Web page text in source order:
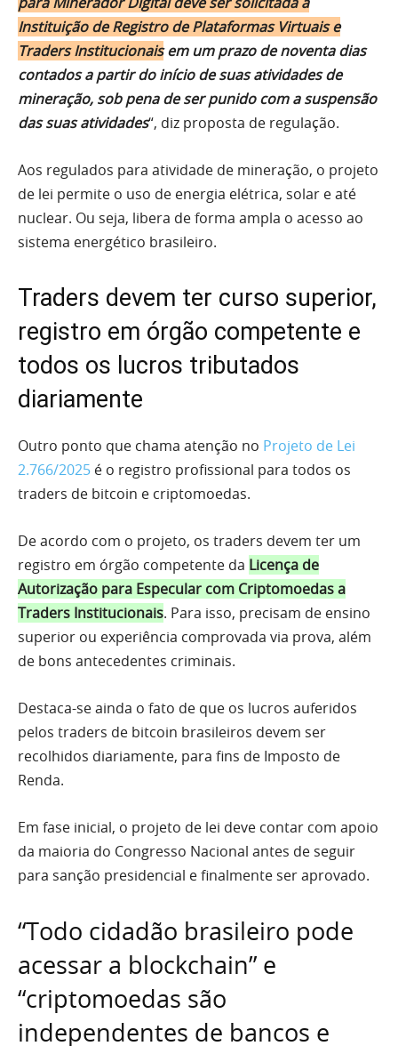
Instituição de Registro de Plataformas Virtuais e
Traders Institucionaisem um prazo de noventa dias
contados a partir do início de suas atividades de
mineração, sob pena de ser punido com a suspensão
das suas atividades“, diz proposta de regulação.
Aos regulados para atividade de mineração, o projeto
de lei permite o uso de energia elétrica, solar e até
nuclear. Ou seja, libera de forma ampla o acesso ao
sistema energético brasileiro.
Traders devem ter curso superior,
registro em órgão competente e
todos os lucros tributados
diariamente
Outro ponto que chama atenção no Projeto de Lei
2.766/2025 é o registro profissional para todos os
traders de bitcoin e criptomoedas.
De acordo com o projeto, os traders devem ter um
registro em órgão competente da Licença de
Autorização para Especular com Criptomoedas a
Traders Institucionais. Para isso, precisam de ensino
superior ou experiência comprovada via prova, além
de bons antecedentes criminais.
Destaca-se ainda o fato de que os lucros auferidos
pelos traders de bitcoin brasileiros devem ser
recolhidos diariamente, para fins de Imposto de
Renda.
Em fase inicial, o projeto de lei deve contar com apoio
da maioria do Congresso Nacional antes de seguir
para sanção presidencial e finalmente ser aprovado.
“Todo cidadão brasileiro pode
acessar a blockchain” e
“criptomoedas são
independentes de bancos e